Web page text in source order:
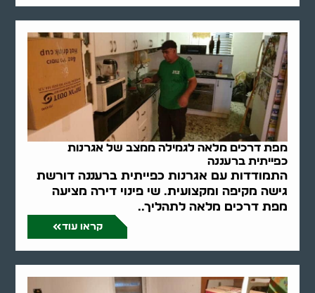
מפת דרכים מלאה לגמילה ממצב של אגרנות
כפייתית ברעננה
התמודדות עם אגרנות כפייתית ברעננה דורשת
גישה מקיפה ומקצועית. שי פינוי דירה מציעה
מפת דרכים מלאה לתהליך..
קראו עוד